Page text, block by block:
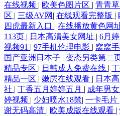
在线视频 | 欧美色图片区 | 青青
区 | 三级AV网 | 在线观看完整版 |
四虎最新入口 | 在线播放黄色网
113页 | 日本高清美女网址 | 6月
视频91 | 97手机伦理电影 | 窝窝
国产亚洲日本子 | 变态另类第二
精品专区 | 日韩成人免费在线 |
精品一区 | 嫩屄在线观看 | 日本
社 | 丁香五月婷婷五月 | 成年男女
婷视频 | 少妇喷水18禁| 一卡毛片
谢无码高清 | 欧美成版在线观看 |